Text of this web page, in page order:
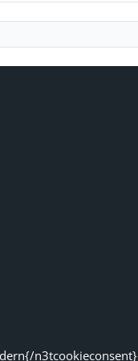
n3tcookieconsent}